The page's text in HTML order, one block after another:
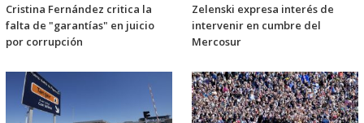
Cristina Fernández critica la
falta de "garantías" en juicio
por corrupción
Zelenski expresa interés de
intervenir en cumbre del
Mercosur